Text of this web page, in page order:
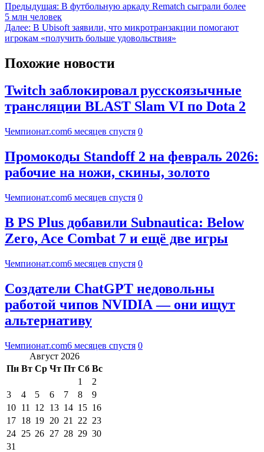
Предыдущая: В футбольную аркаду Rematch сыграли более
5 млн человек
Далее: В Ubisoft заявили, что микротранзакции помогают
игрокам «получить больше удовольствия»
Похожие новости
Twitch заблокировал русскоязычные
трансляции BLAST Slam VI по Dota 2
Чемпионат.com6 месяцев спустя 0
Промокоды Standoff 2 на февраль 2026:
рабочие на ножи, скины, золото
Чемпионат.com6 месяцев спустя 0
В PS Plus добавили Subnautica: Below
Zero, Ace Combat 7 и ещё две игры
Чемпионат.com6 месяцев спустя 0
Создатели ChatGPT недовольны
работой чипов NVIDIA — они ищут
альтернативу
Чемпионат.com6 месяцев спустя 0
Август 2026
Пн Вт Ср Чт Пт Сб Вс
1
2
3
4 5 6 7 8
9
10 11 12 13 14 15 16
17 18 19 20 21 22 23
24 25 26 27 28 29 30
31